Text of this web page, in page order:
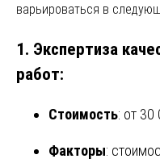
варьироваться в
1. Экспертиза
работ:
Стоимость: от 30
Факторы: